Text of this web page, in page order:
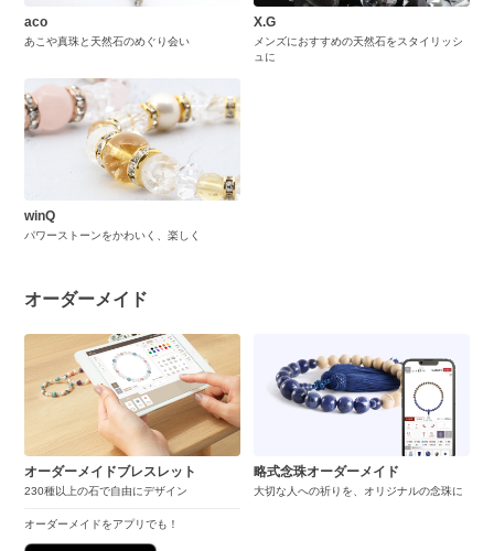
aco
あこや真珠と天然石のめぐり会い
X.G
メンズにおすすめの天然石をスタイリッシ
ュに
winQ
パワーストーンをかわいく、楽しく
オーダーメイド
オーダーメイドブレスレット
230種以上の石で自由にデザイン
オーダーメイドをアプリでも！
略式念珠オーダーメイド
大切な人への祈りを、オリジナルの念珠に